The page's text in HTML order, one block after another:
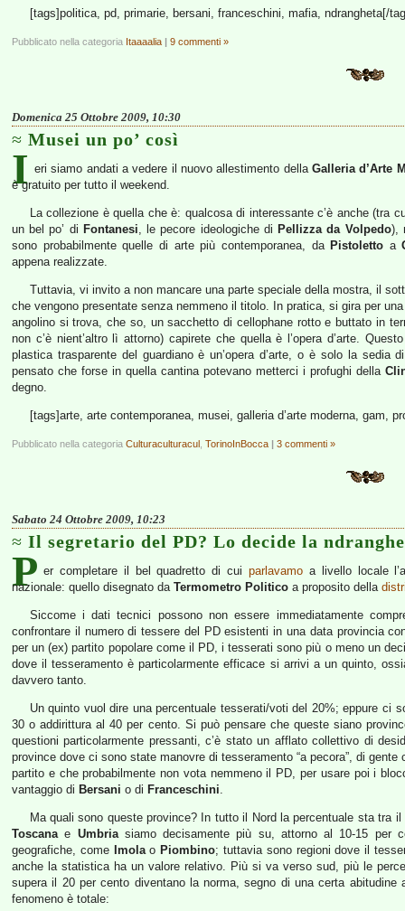
[tags]politica, pd, primarie, bersani, franceschini, mafia, ndrangheta[/
Pubblicato nella categoria Itaaaalia | 9 commenti »
Domenica 25 Ottobre 2009, 10:30
Musei un po’ così
I eri siamo andati a vedere il nuovo allestimento della Galleria d’Arte
è gratuito per tutto il weekend.
La collezione è quella che è: qualcosa di interessante c’è anche (tra
un bel po’ di Fontanesi, le pecore ideologiche di Pellizza da Volpedo),
sono probabilmente quelle di arte più contemporanea, da Pistoletto a
appena realizzate.
Tuttavia, vi invito a non mancare una parte speciale della mostra, il
che vengono presentate senza nemmeno il titolo. In pratica, si gira per
angolino si trova, che so, un sacchetto di cellophane rotto e buttato in
non c’è nient’altro lì attorno) capirete che quella è l’opera d’arte.
plastica trasparente del guardiano è un’opera d’arte, o è solo la
pensato che forse in quella cantina potevano metterci i profughi della
degno.
[tags]arte, arte contemporanea, musei, galleria d’arte moderna, gam,
Pubblicato nella categoria Culturaculturacul TorinoInBocca | 3 commenti »
Sabato 24 Ottobre 2009, 10:23
Il segretario del PD? Lo decide la
P er completare il bel quadretto di cui parlavamoa livello locale
nazionale: quello disegnato da Termometro Politico a proposito della
Siccome i dati tecnici possono non essere immediatamente
confrontare il numero di tessere del PD esistenti in una data provincia
per un (ex) partito popolare come il PD, i tesserati sono più o meno un
dove il tesseramento è particolarmente efficace si arrivi a un quinto,
davvero tanto.
Un quinto vuol dire una percentuale tesserati/voti del 20%; eppure ci
30 o addirittura al 40 per cento. Si può pensare che queste siano
questioni particolarmente pressanti, c’è stato un afflato collettivo di
province dove ci sono state manovre di tesseramento “a pecora”, di
partito e che probabilmente non vota nemmeno il PD, per usare poi i
vantaggio di Bersani o di Franceschini.
Ma quali sono queste province? In tutto il Nord la percentuale sta tra
Toscanae Umbriasiamo decisamente più su, attorno al 10-15 per
geografiche, come Imolao Piombino; tuttavia sono regioni dove il
anche la statistica ha un valore relativo. Più si va verso sud, più le
supera il 20 per cento diventano la norma, segno di una certa
fenomeno è totale: